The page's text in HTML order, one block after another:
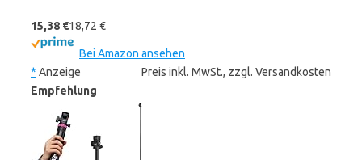
15,38 €18,72 €
Bei Amazon ansehen
* Anzeige
Preis inkl. MwSt., zzgl. Versandkosten
Empfehlung